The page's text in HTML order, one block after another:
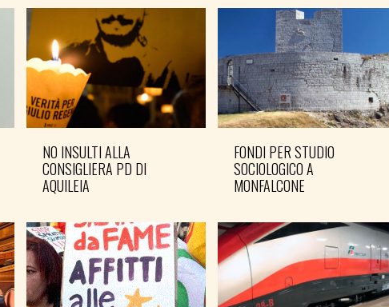
NO INSULTI ALLA
CONSIGLIERA PD DI
AQUILEIA
FONDI PER STUDIO
SOCIOLOGICO A
MONFALCONE